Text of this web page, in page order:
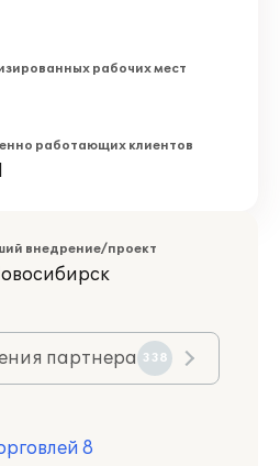
рабочих мест
работающих клиентов
внедрение/проект
партнера 338
8